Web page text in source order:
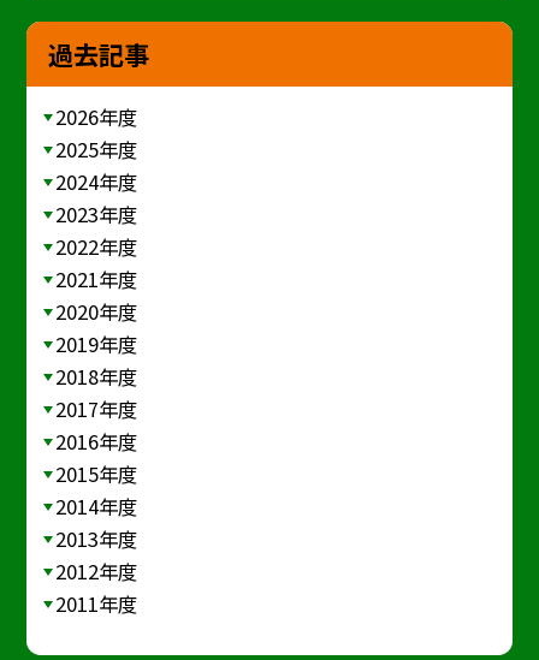
過去記事
2026年度
2025年度
2024年度
2023年度
2022年度
2021年度
2020年度
2019年度
2018年度
2017年度
2016年度
2015年度
2014年度
2013年度
2012年度
2011年度